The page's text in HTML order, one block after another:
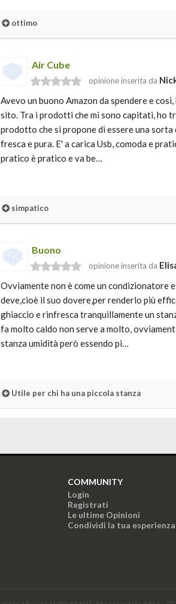
ottimo
Air Cube
opinione inserita da
Avevo un buono Amazon da spendere e
sito. Tra i prodotti che mi sono capitati, ho
prodotto che si propone di essere una
fresca e pura. E' a carica Usb, comoda e
pratico è pratico e va be…
simpatico
Buono
opinione inserita da
Ovviamente non è come un condizionatore
deve,cioè il suo dovere,per renderlo più
ghiaccio e rinfresca tranquillamente un
fa molto caldo non serve a molto,
stanza umidità però essendo pi…
Utile per chi ha una piccola stanza
COMMUNITY
Login
Registrati
Le ultime Opinioni
Condividi la tua esperienza